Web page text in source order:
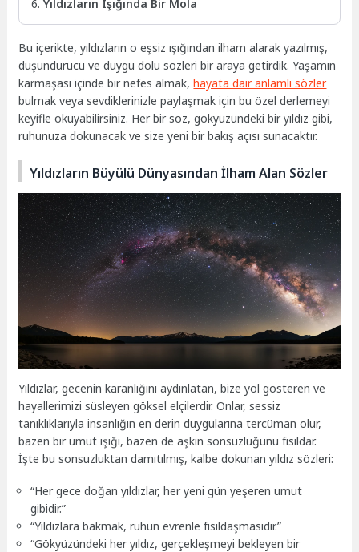
Yıldızların Işığında Bir Mola
Bu içerikte, yıldızların o eşsiz ışığından ilham alarak yazılmış,
düşündürücü ve duygu dolu sözleri bir araya getirdik. Yaşamın
karmaşası içinde bir nefes almak,hayata dair anlamlı sözler
bulmak veya sevdiklerinizle paylaşmak için bu özel derlemeyi
keyifle okuyabilirsiniz. Her bir söz, gökyüzündeki bir yıldız gibi,
ruhunuza dokunacak ve size yeni bir bakış açısı sunacaktır.
Yıldızların Büyülü Dünyasından İlham Alan Sözler
Yıldızlar, gecenin karanlığını aydınlatan, bize yol gösteren ve
hayallerimizi süsleyen göksel elçilerdir. Onlar, sessiz
tanıklıklarıyla insanlığın en derin duygularına tercüman olur,
bazen bir umut ışığı, bazen de aşkın sonsuzluğunu fısıldar.
İşte bu sonsuzluktan damıtılmış, kalbe dokunan yıldız sözleri:
“Her gece doğan yıldızlar, her yeni gün yeşeren umut
gibidir.”
“Yıldızlara bakmak, ruhun evrenle fısıldaşmasıdır.”
“Gökyüzündeki her yıldız, gerçekleşmeyi bekleyen bir